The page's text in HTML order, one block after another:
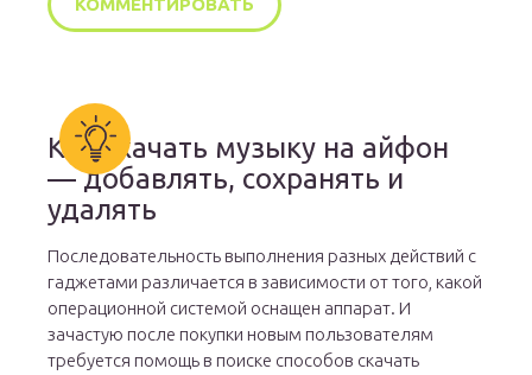
Как скачать музыку на айфон
— добавлять, сохранять и
удалять
Последовательность выполнения разных действий с
гаджетами различается в зависимости от того, какой
операционной системой оснащен аппарат. И
зачастую после покупки новым пользователям
требуется помощь в поиске способов скачать